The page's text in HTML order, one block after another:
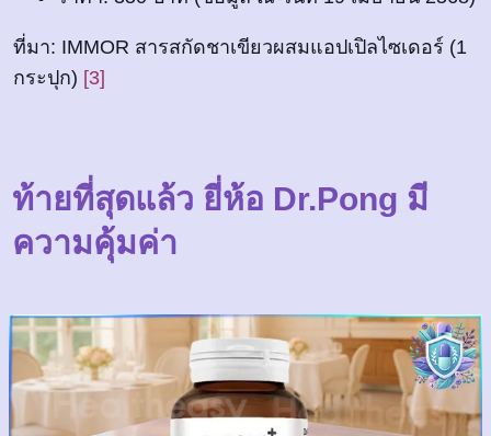
ที่มา: IMMOR สารสกัดชาเขียวผสมแอปเปิลไซเดอร์ (1
กระปุก) [3]
ท้ายที่สุดแล้ว ยี่ห้อ Dr.Pong มี
ความคุ้มค่า